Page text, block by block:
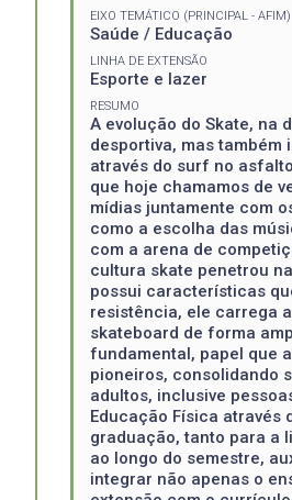
EIXO TEMÁTICO (PRINCIPAL - AFIM)
Saúde / Educação
LINHA DE EXTENSÃO
Esporte e lazer
RESUMO
A evolução do Skate, na
desportiva, mas
através do surf no
que hoje chamamos de
mídias juntamente com
como a escolha das
com a arena de
cultura skate penetrou
possui características
resistência, ele carrega
skateboard de forma
fundamental, papel que
pioneiros, consolidando
adultos, inclusive
Educação Física através
graduação, tanto para a
ao longo do semestre,
integrar não apenas o